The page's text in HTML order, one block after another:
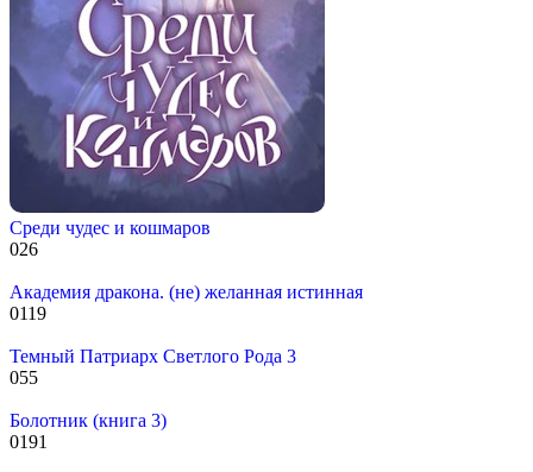
Среди чудес и кошмаров
026
Академия дракона. (не) желанная истинная
0119
Темный Патриарх Светлого Рода 3
055
Болотник (книга 3)
0191